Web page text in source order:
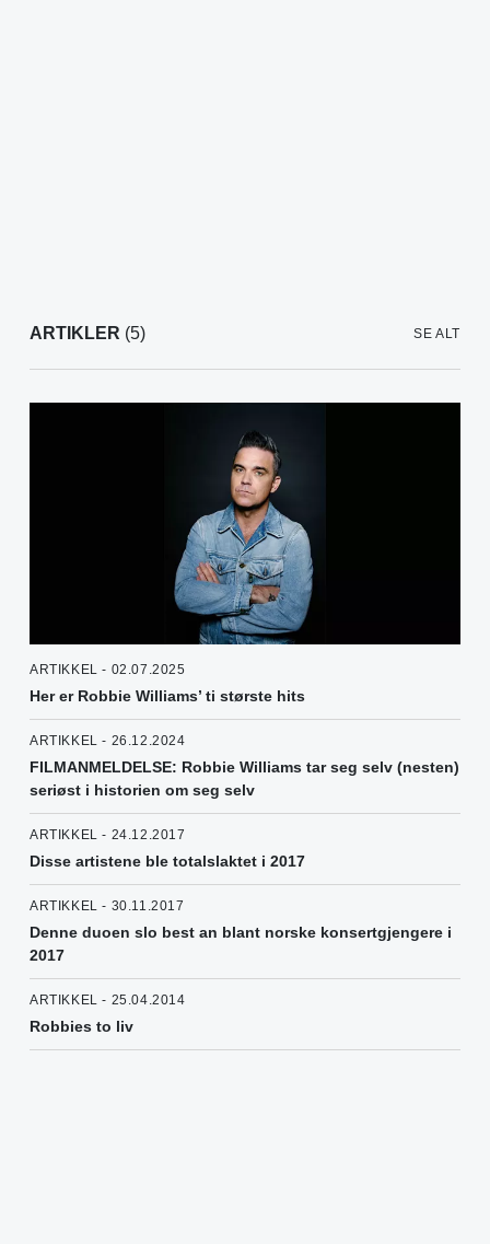
ARTIKLER (5) SE ALT
ARTIKKEL - 02.07.2025
Her er Robbie Williams’ ti største hits
ARTIKKEL - 26.12.2024
FILMANMELDELSE: Robbie Williams tar seg selv (nesten)
seriøst i historien om seg selv
ARTIKKEL - 24.12.2017
Disse artistene ble totalslaktet i 2017
ARTIKKEL - 30.11.2017
Denne duoen slo best an blant norske konsertgjengere i
2017
ARTIKKEL - 25.04.2014
Robbies to liv